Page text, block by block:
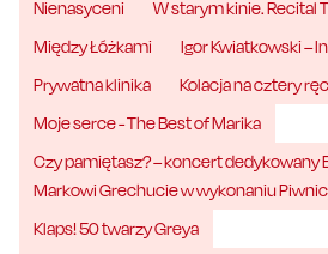
Nienasyceni
W starym kinie. Recital
Między Łóżkami
Igor Kwiatkowski –
Prywatna klinika
Kolacja na cztery
Moje serce - The Best of Marika
Czy pamiętasz? – koncert dedykowany
Markowi Grechucie w wykonaniu
Klaps! 50 twarzy Greya